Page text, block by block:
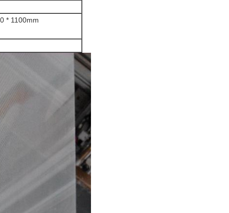
* 1100mm